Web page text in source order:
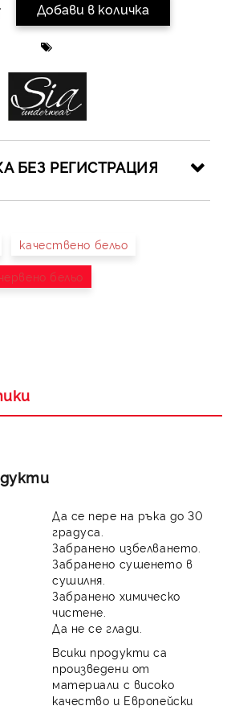
БЕЗ РЕГИСТРАЦИЯ
качествено бельо
червено бельо
Да се пере на ръка до 30
градуса.
Забранено избелването.
Забранено сушенето в
сушилня.
Забранено химическо
чистене.
Да не се глади.
Всики продукти са
произведени от
материали с високо
качество и Европейски